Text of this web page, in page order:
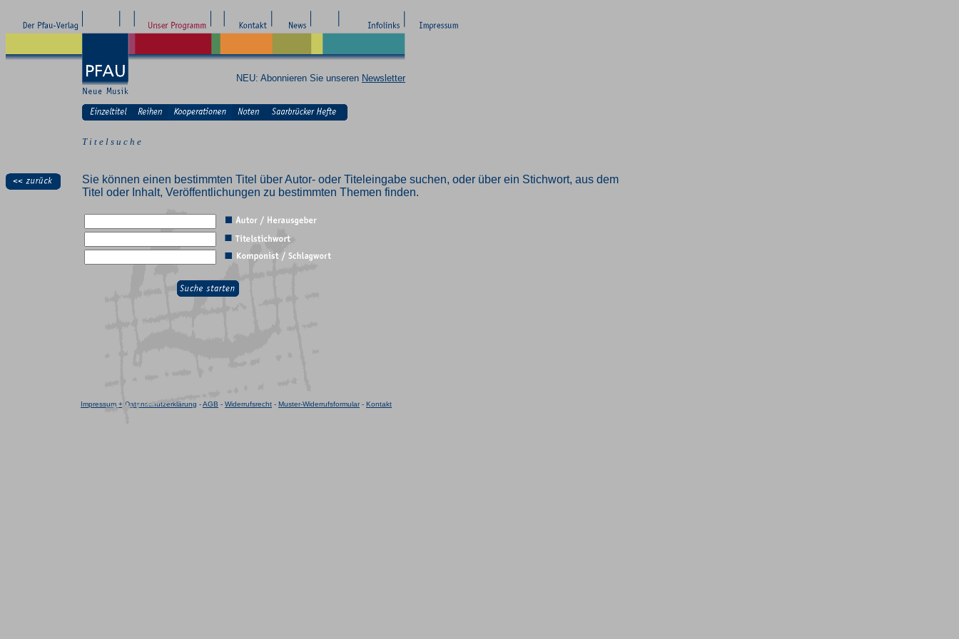
NEU: Abonnieren Sie unseren Newsletter
T i t e l s u c h e
Sie können einen bestimmten Titel über Autor- oder Titeleingabe suchen, oder über ein Stichwort, aus dem
Titel oder Inhalt, Veröffentlichungen zu bestimmten Themen finden.
Impressum + Datenschutzerklärung -AGB - Widerrufsrecht - Muster-Widerrufsformular- Kontakt